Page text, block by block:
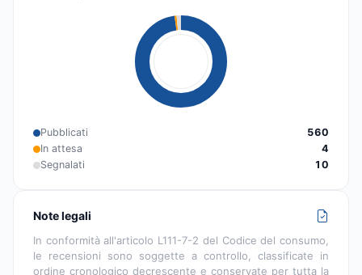
Pubblicati
560
In attesa
4
Segnalati
10
Note legali
In conformità all'articolo L111-7-2 del Codice del consumo,
le recensioni sono soggette a controllo, classificate in
ordine cronologico decrescente e conservate per tutta la